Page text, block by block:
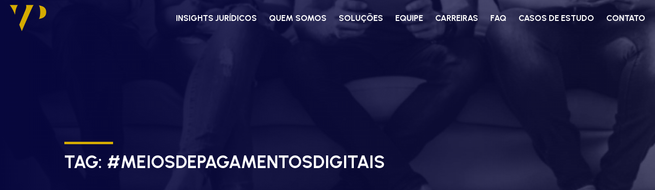
INSIGHTS JURÍDICOS QUEM SOMOS SOLUÇÕES EQUIPE CARREIRAS FAQ CASOS DE ESTUDO CONTATO
TAG: #MEIOSDEPAGAMENTOSDIGITAIS